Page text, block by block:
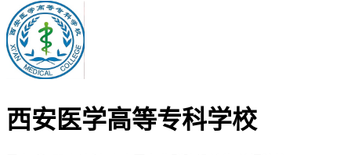
西安医学高等专科学校